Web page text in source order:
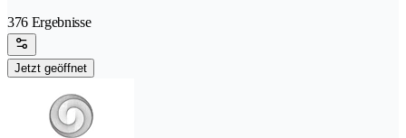
376 Ergebnisse
Jetzt geöffnet